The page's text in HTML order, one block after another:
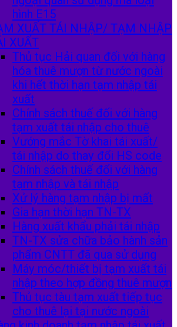
hình E15
XUẤT TÁI NHẬP/ TẠM NHẬP
XUẤT
Thủ tục Hải quan đối với hàng
hóa thuê mượn từ nước ngoài
khi hết thời hạn tạm nhập tái
xuất
Chính sách thuế đối với hàng
tạm xuất tái nhập cho thuê
Vướng mắc Tờ khai tái xuất/
tái nhập do thay đổi HS code
Chính sách thuế đối với hàng
tạm nhập và tái nhập
Xử lý hàng tạm nhập bị mất
Gia hạn thời hạn TN-TX
Hàng xuất khẩu phải tái nhập
TN-TX sửa chữa bảo hành sản
phẩm CNTT đã qua sử dụng
Máy móc/thiết bị tạm xuất tái
nhập theo hợp đồng thuê mượn
Thủ tục tàu tạm xuất tiếp tục
cho thuê lại tại nước ngoài